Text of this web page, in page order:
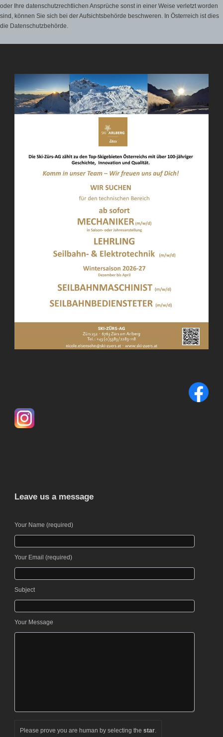
oder Ihre datenschutzrechtlichen Ansprüche sonst in einer Weise verletzt worden
sind, können Sie sich bei der Aufsichtsbehörde beschweren. In Österreich ist dies
die Datenschutzbehörde.
Leave us a message
Please leave this field empty.
Your Name (required)
Please leave this field empty.
Your Email (required)
Subject
Your Message
Please prove you are human by selecting the star.